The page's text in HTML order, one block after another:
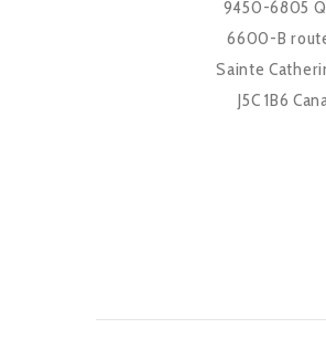
9450-6805
6600-B
Sainte
J5C 1B6